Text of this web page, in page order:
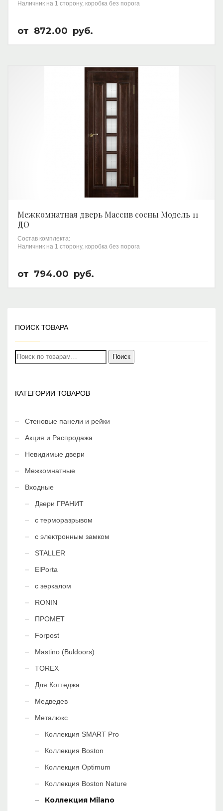
Наличник на 1 сторону, коробка без порога
от 872.00 руб.
Межкомнатная дверь Массив сосны Модель 11
ДО
Состав комплекта:
Наличник на 1 сторону, коробка без порога
от 794.00 руб.
ПОИСК ТОВАРА
Искать: Поиск
КАТЕГОРИИ ТОВАРОВ
Стеновые панели и рейки
Акция и Распродажа
Невидимые двери
Межкомнатные
Входные
Двери ГРАНИТ
с терморазрывом
с электронным замком
STALLER
ElPorta
с зеркалом
RONIN
ПРОМЕТ
Forpost
Mastino (Buldoors)
TOREX
Для Коттеджа
Медведев
Металюкс
Коллекция SMART Pro
Коллекция Boston
Коллекция Optimum
Коллекция Boston Nature
Коллекция Milano